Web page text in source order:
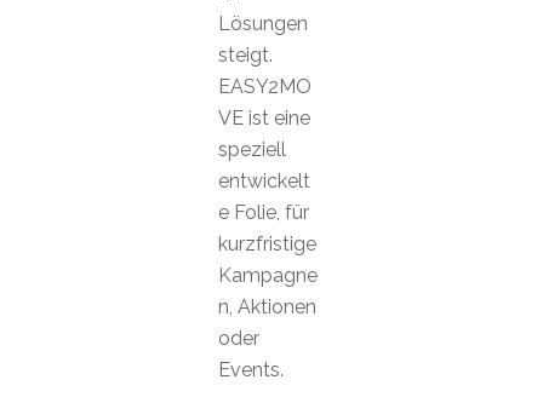
Lösungen
steigt.
EASY2MO
VE ist eine
speziell
entwickelt
e Folie, für
kurzfristige
Kampagne
n, Aktionen
oder
Events.